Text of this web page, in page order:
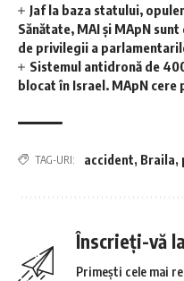
Jaf la baza statului,
Sănătate, MAI și MApN
de privilegii a
Sistemul antidronă de
blocat în Israel. MApN cere
TAG-URI: accident, Braila,
Înscrieți-vă
Primești cele mai